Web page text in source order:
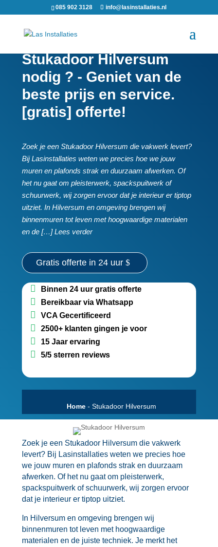
085 902 3128 info@lasinstallaties.nl
Stukadoor Hilversum
nodig ? - Geniet van de
beste prijs en service.
[gratis] offerte!
Zoek je een Stukadoor Hilversum die vakwerk levert?
Bij Lasinstallaties weten we precies hoe we jouw
muren en plafonds strak en duurzaam afwerken.​ Of
het nu gaat om pleisterwerk, spackspuitwerk of
schuurwerk, wij zorgen ervoor dat je interieur er tiptop
uitziet.​ In Hilversum en omgeving brengen wij
binnenmuren tot leven met hoogwaardige materialen
en de […] Lees verder
Gratis offerte in 24 uur
Binnen 24 uur gratis offerte
Bereikbaar via Whatsapp
VCA Gecertificeerd
2500+ klanten gingen je voor
15 Jaar ervaring
5/5 sterren reviews
Home- Stukadoor Hilversum
Zoek je een Stukadoor Hilversum die vakwerk
levert? Bij Lasinstallaties weten we precies hoe
we jouw muren en plafonds strak en duurzaam
afwerken.​ Of het nu gaat om pleisterwerk,
spackspuitwerk of schuurwerk, wij zorgen ervoor
dat je interieur er tiptop uitziet.​
In Hilversum en omgeving brengen wij
binnenmuren tot leven met hoogwaardige
materialen en de juiste techniek.​ Je merkt het